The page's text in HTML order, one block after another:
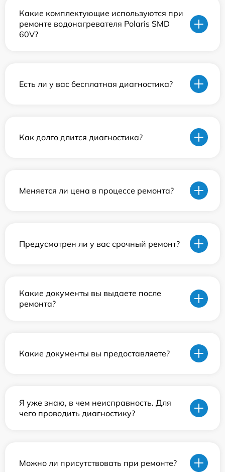
Какие комплектующие используются при
ремонте водонагревателя Polaris SMD
60V?
Есть ли у вас бесплатная диагностика?
Как долго длится диагностика?
Меняется ли цена в процессе ремонта?
Предусмотрен ли у вас срочный ремонт?
Какие документы вы выдаете после
ремонта?
Какие документы вы предоставляете?
Я уже знаю, в чем неисправность. Для
чего проводить диагностику?
Можно ли присутствовать при ремонте?